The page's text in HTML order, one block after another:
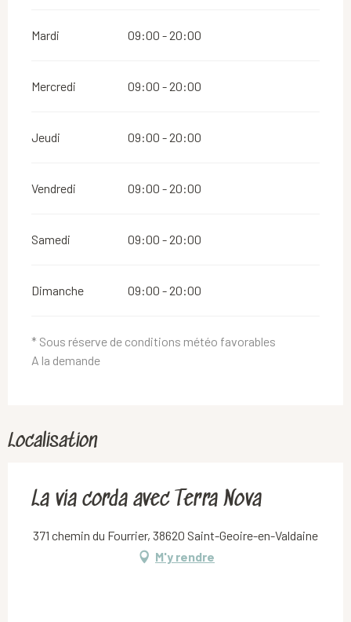
Mardi 09:00 - 20:00
Mercredi 09:00 - 20:00
Jeudi 09:00 - 20:00
Vendredi 09:00 - 20:00
Samedi 09:00 - 20:00
Dimanche 09:00 - 20:00
* Sous réserve de conditions météo favorables
A la demande
Localisation
La via corda avec Terra Nova
371 chemin du Fourrier, 38620 Saint-Geoire-en-Valdaine
M'y rendre